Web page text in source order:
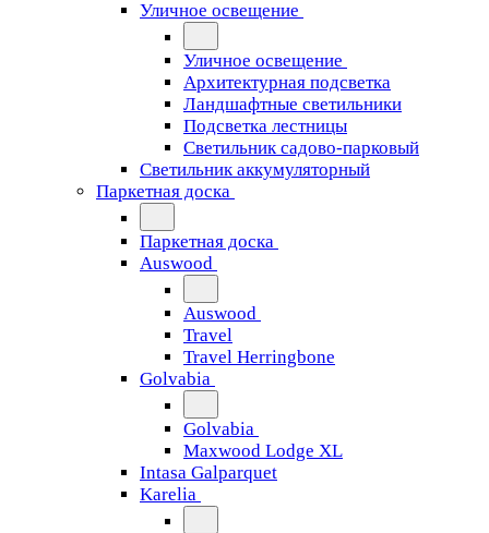
Уличное освещение
Уличное освещение
Архитектурная подсветка
Ландшафтные светильники
Подсветка лестницы
Светильник садово-парковый
Светильник аккумуляторный
Паркетная доска
Паркетная доска
Auswood
Auswood
Travel
Travel Herringbone
Golvabia
Golvabia
Maxwood Lodge XL
Intasa Galparquet
Karelia